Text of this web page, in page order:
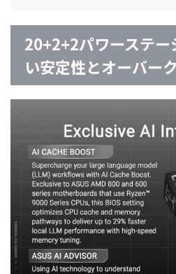
20+2+2パワーステー
い安定性とオーバー